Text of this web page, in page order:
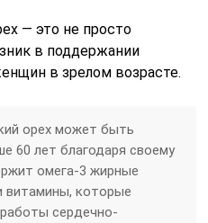
— это не просто
в поддержании
в зрелом возрасте.
орех может быть
60 лет благодаря своему
омега-3 жирные
витамины, которые
сердечно-